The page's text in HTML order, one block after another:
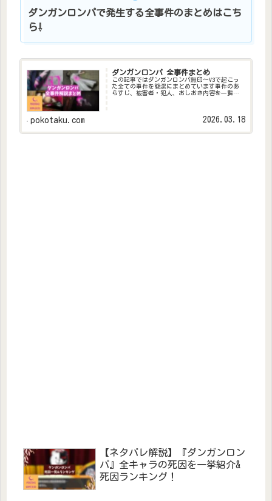
ダンガンロンパで発生する全事件のまとめはこち
ら⇩
ダンガンロンパ 全事件まとめ
この記事ではダンガンロンパ無印～V3で起こっ
た全ての事件を簡潔にまとめています事件のあ
らすじ、被害者・犯人、おしおき内容を一覧と
pokotaku.com 2026.03.18
【ネタバレ解説】『ダンガンロン
パ』全キャラの死因を一挙紹介&
死因ランキング！